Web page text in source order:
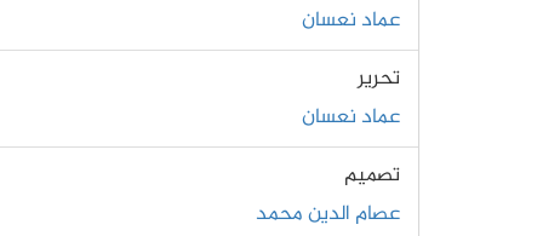
عماد نعسان
تحرير
عماد نعسان
تصميم
عصام الدين محمد